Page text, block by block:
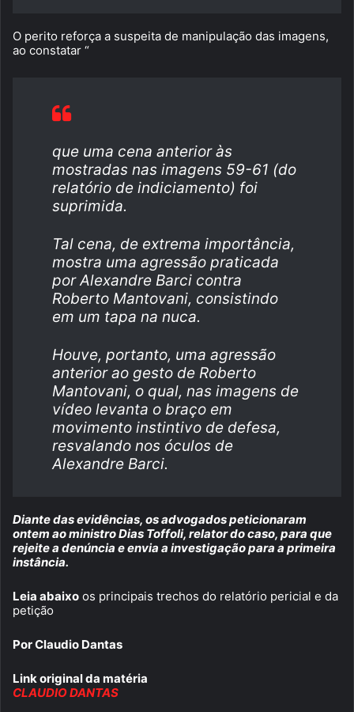
O perito reforça a suspeita de manipulação das imagens,
ao constatar “
que uma cena anterior às
mostradas nas imagens 59-61 (do
relatório de indiciamento) foi
suprimida.
Tal cena, de extrema importância,
mostra uma agressão praticada
por Alexandre Barci contra
Roberto Mantovani, consistindo
em um tapa na nuca.
Houve, portanto, uma agressão
anterior ao gesto de Roberto
Mantovani, o qual, nas imagens de
vídeo levanta o braço em
movimento instintivo de defesa,
resvalando nos óculos de
Alexandre Barci.
Diante das evidências, os advogados peticionaram
ontem ao ministro Dias Toffoli, relator do caso, para que
rejeite a denúncia e envia a investigação para a primeira
instância.
Leia abaixo os principais trechos do relatório pericial e da
petição
Por Claudio Dantas
Link original da matéria
CLAUDIO DANTAS